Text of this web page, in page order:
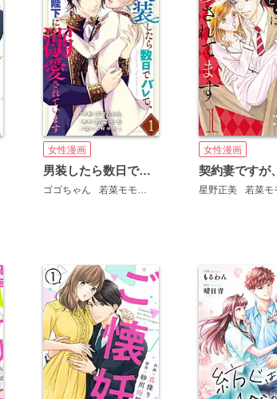
女性漫画
男装したら数日でバレて、国王陛下に溺愛されています
ゴゴちゃん 若菜モモ 武村ゆみこ
女性漫画
星野正美 若菜モ